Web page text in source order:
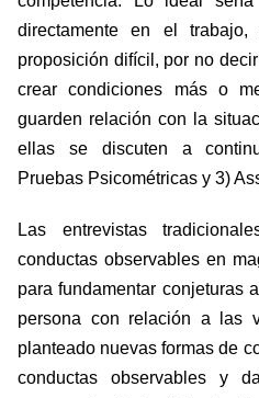
directamente en el
proposición difícil, por no
crear condiciones más o
guarden relación con la
ellas se discuten a
Pruebas Psicométricas y 3)
Las entrevistas
conductas observables en
para fundamentar conjeturas
persona con relación a las
planteado nuevas formas de
conductas observables y